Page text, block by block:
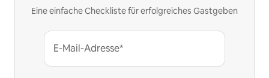
Eine einfache Checkliste für erfolgreiches Gastgeben
E-Mail-Adresse*